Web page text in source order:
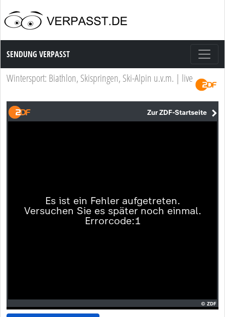
Sendung Verpasst
SENDUNG VERPASST
Wintersport: Biathlon, Skispringen, Ski-Alpin u.v.m. | live